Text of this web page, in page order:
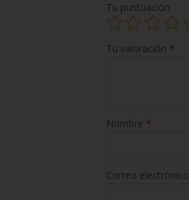
Tu puntuación
Tu valoración *
Nombre *
Correo electrónico